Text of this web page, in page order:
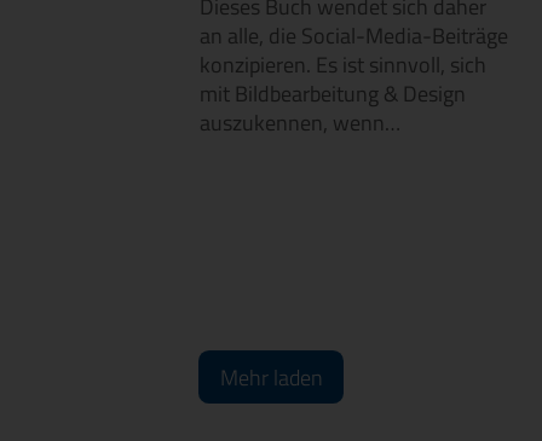
Dieses Buch wendet sich daher
an alle, die Social-Media-Beiträge
konzipieren. Es ist sinnvoll, sich
mit Bildbearbeitung & Design
auszukennen, wenn…
Mehr laden